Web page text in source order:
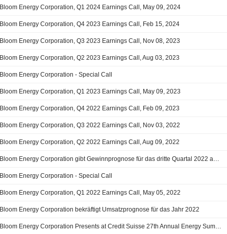
Bloom Energy Corporation, Q1 2024 Earnings Call, May 09, 2024
Bloom Energy Corporation, Q4 2023 Earnings Call, Feb 15, 2024
Bloom Energy Corporation, Q3 2023 Earnings Call, Nov 08, 2023
Bloom Energy Corporation, Q2 2023 Earnings Call, Aug 03, 2023
Bloom Energy Corporation - Special Call
Bloom Energy Corporation, Q1 2023 Earnings Call, May 09, 2023
Bloom Energy Corporation, Q4 2022 Earnings Call, Feb 09, 2023
Bloom Energy Corporation, Q3 2022 Earnings Call, Nov 03, 2022
Bloom Energy Corporation, Q2 2022 Earnings Call, Aug 09, 2022
Bloom Energy Corporation gibt Gewinnprognose für das dritte Quartal 2022 ab und bekräftigt Gewinnprognose für das Gesamtjahr 2022
Bloom Energy Corporation - Special Call
Bloom Energy Corporation, Q1 2022 Earnings Call, May 05, 2022
Bloom Energy Corporation bekräftigt Umsatzprognose für das Jahr 2022
Bloom Energy Corporation Presents at Credit Suisse 27th Annual Energy Summit, Feb-27-2022 through Mar-02-2022